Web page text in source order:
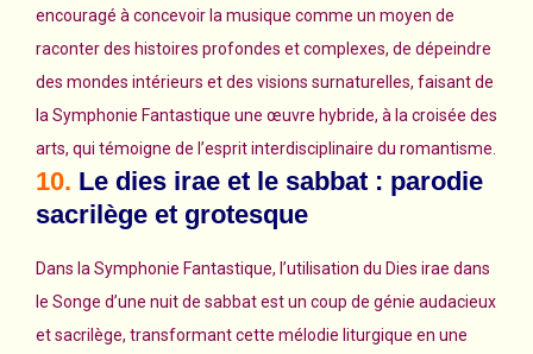
encouragé à concevoir la musique comme un moyen de
raconter des histoires profondes et complexes, de dépeindre
des mondes intérieurs et des visions surnaturelles, faisant de
la Symphonie Fantastique une œuvre hybride, à la croisée des
arts, qui témoigne de l’esprit interdisciplinaire du romantisme.
10. Le dies irae et le sabbat : parodie
sacrilège et grotesque
Dans la Symphonie Fantastique, l’utilisation du Dies irae dans
le Songe d’une nuit de sabbat est un coup de génie audacieux
et sacrilège, transformant cette mélodie liturgique en une